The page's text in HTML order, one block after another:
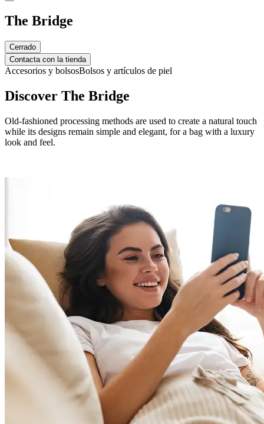
The Bridge
Cerrado
Contacta con la tienda
Accesorios y bolsosBolsos y artículos de piel
Discover The Bridge
Old-fashioned processing methods are used to create a natural touch
while its designs remain simple and elegant, for a bag with a luxury
look and feel.